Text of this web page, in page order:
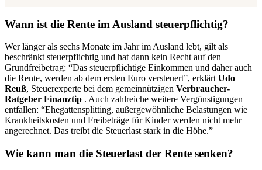
Wann ist die Rente im Ausland steuerpflichtig?
Wer länger als sechs Monate im Jahr im Ausland lebt, gilt als
beschränkt steuerpflichtig und hat dann kein Recht auf den
Grundfreibetrag: “Das steuerpflichtige Einkommen und daher auch
die Rente, werden ab dem ersten Euro versteuert”, erklärt Udo
Reuß, Steuerexperte bei dem gemeinnützigen Verbraucher-
Ratgeber Finanztip . Auch zahlreiche weitere Vergünstigungen
entfallen: “Ehegattensplitting, außergewöhnliche Belastungen wie
Krankheitskosten und Freibeträge für Kinder werden nicht mehr
angerechnet. Das treibt die Steuerlast stark in die Höhe.”
Wie kann man die Steuerlast der Rente senken?